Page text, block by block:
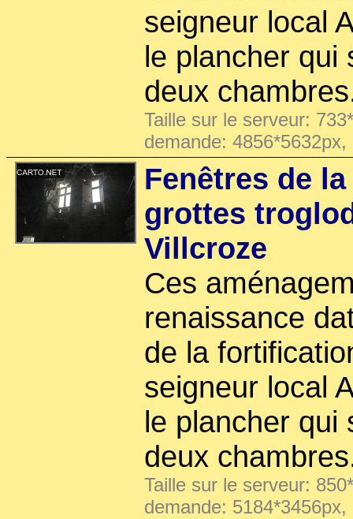
seigneur local
le plancher qui
deux
Taille sur le serveur:
demande:
Fenêtres de
grottes
Villcroze
Ces
renaissance
de la
seigneur local
le plancher qui
deux
Taille sur le serveur:
demande: